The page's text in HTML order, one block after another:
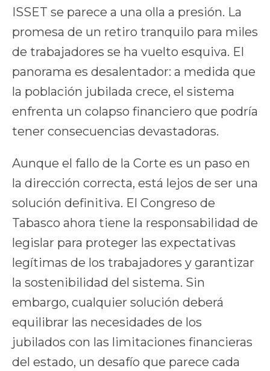
ISSET se parece a una olla a presión. La
promesa de un retiro tranquilo para miles
de trabajadores se ha vuelto esquiva. El
panorama es desalentador: a medida que
la población jubilada crece, el sistema
enfrenta un colapso financiero que podría
tener consecuencias devastadoras.
Aunque el fallo de la Corte es un paso en
la dirección correcta, está lejos de ser una
solución definitiva. El Congreso de
Tabasco ahora tiene la responsabilidad de
legislar para proteger las expectativas
legítimas de los trabajadores y garantizar
la sostenibilidad del sistema. Sin
embargo, cualquier solución deberá
equilibrar las necesidades de los
jubilados con las limitaciones financieras
del estado, un desafío que parece cada